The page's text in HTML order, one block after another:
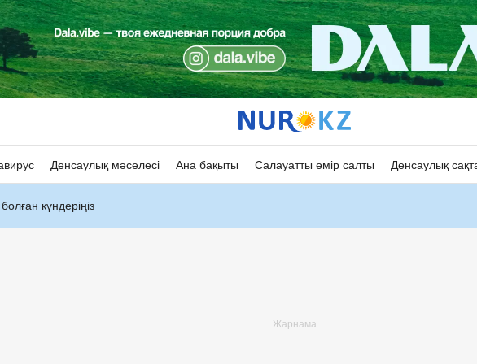
Денсаулық мәселесі Ана бақыты Салауатты өмір салты Денсаулық
күндеріңіз